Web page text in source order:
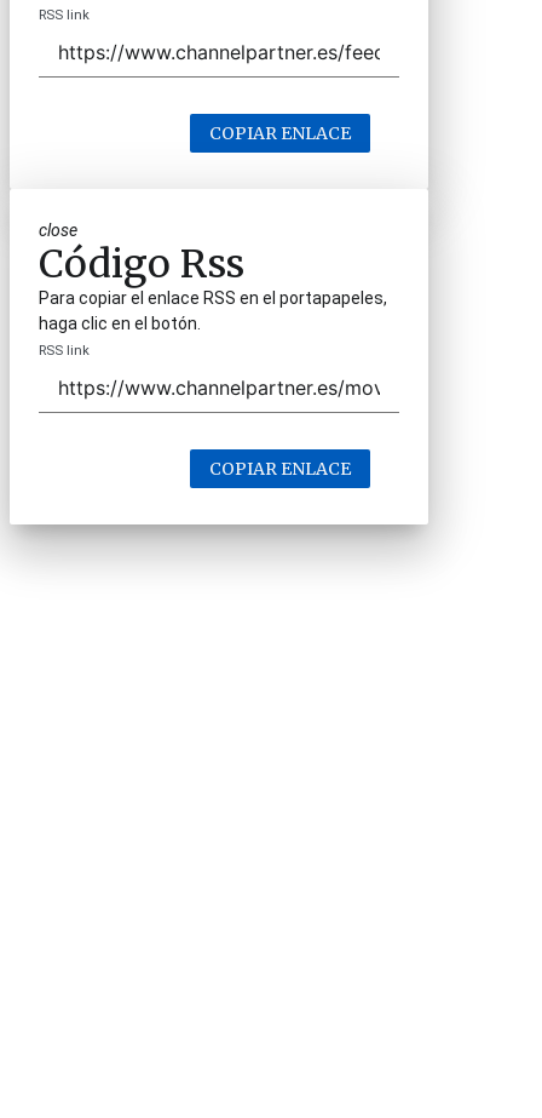
RSS link
COPIAR ENLACE
close
Código Rss
Para copiar el enlace RSS en el portapapeles,
haga clic en el botón.
RSS link
COPIAR ENLACE